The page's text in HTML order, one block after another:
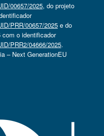
00657/2025, do projeto
PRR/00657/2025e do
com o identificador
PRR2/04666/2025.
– Next GenerationEU